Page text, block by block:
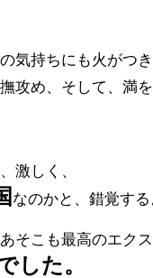
気持ちにも火がつき
攻め、そして、満
激しく、
なのかと、 錯覚する
そこも最高のエク
した。